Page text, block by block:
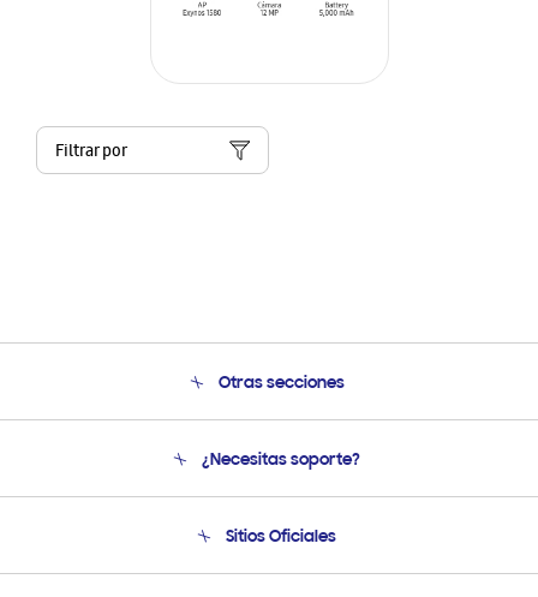
Filtrar por
Otras secciones
Soporte
¿Necesitas soporte?
Soporte vía eMail
Sitios Oficiales